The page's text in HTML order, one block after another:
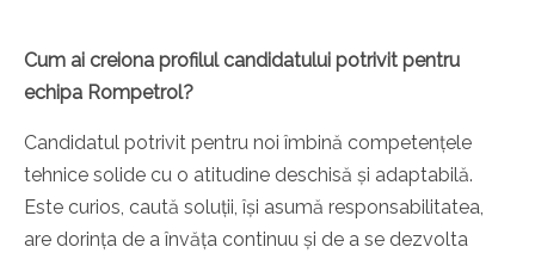
Cum ai creiona profilul candidatului potrivit pentru
echipa Rompetrol?
Candidatul potrivit pentru noi îmbină competențele
tehnice solide cu o atitudine deschisă și adaptabilă.
Este curios, caută soluții, își asumă responsabilitatea,
are dorința de a învăța continuu și de a se dezvolta